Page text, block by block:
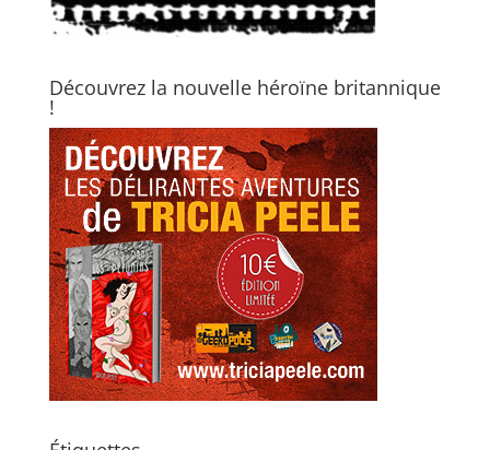
Découvrez la nouvelle héroïne britannique
!